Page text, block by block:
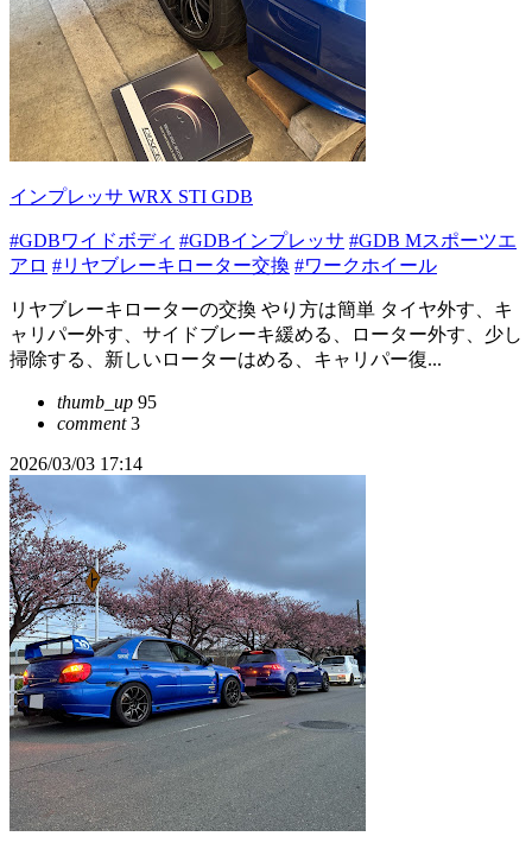
インプレッサ WRX STI GDB
#GDBワイドボディ #GDBインプレッサ #GDB Mスポーツエ
アロ #リヤブレーキローター交換 #ワークホイール
リヤブレーキローターの交換 やり方は簡単 タイヤ外す、キ
ャリパー外す、サイドブレーキ緩める、ローター外す、少し
掃除する、新しいローターはめる、キャリパー復...
thumb_up 95
comment3
2026/03/03 17:14